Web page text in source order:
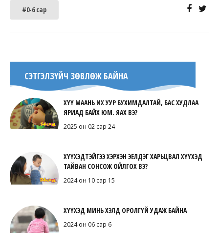
#0-6 сар
СЭТГЭЛЗҮЙЧ ЗӨВЛӨЖ БАЙНА
ХҮҮ МААНЬ ИХ УУР БУХИМДАЛТАЙ, БАС ХУДЛАА
ЯРИАД БАЙХ ЮМ. ЯАХ ВЭ?
2025 он 02 сар 24
ХҮҮХЭДТЭЙГЭЭ ХЭРХЭН ЭЕЛДЭГ ХАРЬЦВАЛ ХҮҮХЭД
ТАЙВАН СОНСОЖ ОЙЛГОХ ВЭ?
2024 он 10 сар 15
ХҮҮХЭД МИНЬ ХЭЛД ОРОЛГҮЙ УДАЖ БАЙНА
2024 он 06 сар 6